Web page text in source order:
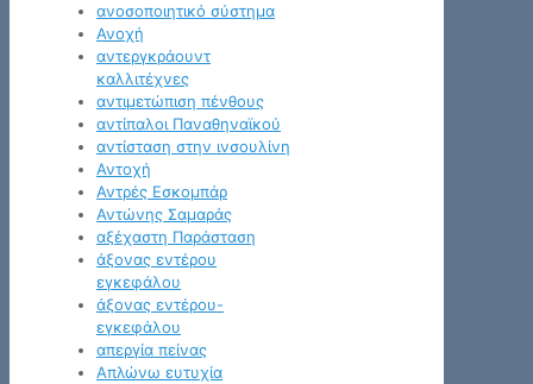
ανοσοποιητικό σύστημα
Ανοχή
αντεργκράουντ
καλλιτέχνες
αντιμετώπιση πένθους
αντίπαλοι Παναθηναϊκού
αντίσταση στην ινσουλίνη
Αντοχή
Αντρές Εσκομπάρ
Αντώνης Σαμαράς
αξέχαστη Παράσταση
άξονας εντέρου
εγκεφάλου
άξονας εντέρου-
εγκεφάλου
απεργία πείνας
Απλώνω ευτυχία